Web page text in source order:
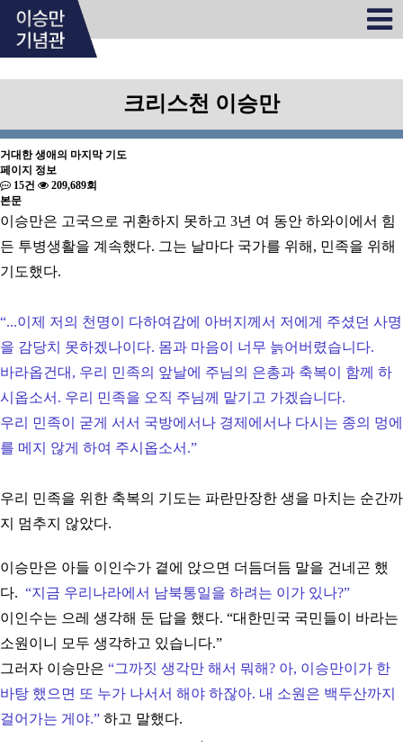
크리스천 이승만
거대한 생애의 마지막 기도
페이지 정보
15건
209,689회
본문
이승만은 고국으로 귀환하지 못하고 3년 여 동안 하와이에서 힘
든 투병생활을 계속했다. 그는 날마다 국가를 위해, 민족을 위해
기도했다.
“...이제 저의 천명이 다하여감에 아버지께서 저에게 주셨던 사명
을 감당치 못하겠나이다. 몸과 마음이 너무 늙어버렸습니다.
바라옵건대, 우리 민족의 앞날에 주님의 은총과 축복이 함께 하
시옵소서. 우리 민족을 오직 주님께 맡기고 가겠습니다.
우리 민족이 굳게 서서 국방에서나 경제에서나 다시는 종의 멍에
를 메지 않게 하여 주시옵소서.”
우리 민족을 위한 축복의 기도는 파란만장한 생을 마치는 순간까
지 멈추지 않았다.
이승만은 아들 이인수가 곁에 앉으면 더듬더듬 말을 건네곤 했
다. “지금 우리나라에서 남북통일을 하려는 이가 있나?”
이인수는 으레 생각해 둔 답을 했다. “대한민국 국민들이 바라는
소원이니 모두 생각하고 있습니다.”
그러자 이승만은 “그까짓 생각만 해서 뭐해? 아, 이승만이가 한
바탕 했으면 또 누가 나서서 해야 하잖아. 내 소원은 백두산까지
걸어가는 게야.” 하고 말했다.